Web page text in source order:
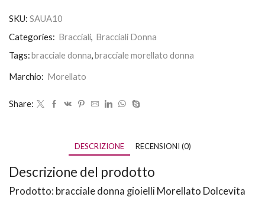
SKU: SAUA10
Categories: Bracciali, Bracciali Donna
Tags:bracciale donna,bracciale morellato donna
Marchio: Morellato
Share:
DESCRIZIONE RECENSIONI (0)
Descrizione del prodotto
Prodotto: bracciale donna gioielli Morellato Dolcevita